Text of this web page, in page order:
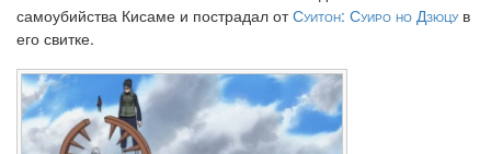
самоубийства Кисаме и пострадал отСуитон: Суиро но Дзюцув
его свитке.